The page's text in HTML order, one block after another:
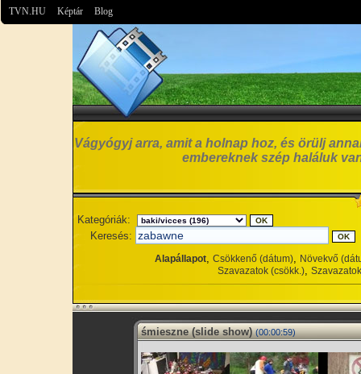
TVN.HU Képtár Blog
Vágyógyj arra, amit a holnap hoz, és örülj
embereknek szép haláluk
Kategóriák:
Keresés:
Alapállapot, Csökkenő (dátum), Növekvő
Szavazatok (csökk.),
śmieszne (slide show) (00:00:59)